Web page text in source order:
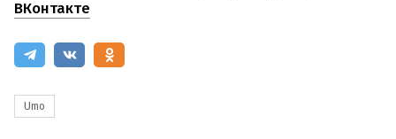
ВКонтакте
Umo